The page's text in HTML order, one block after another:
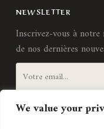
We value your
NEWSLETTER
Inscrivez-vous à
de nos dernières
J'accepte les